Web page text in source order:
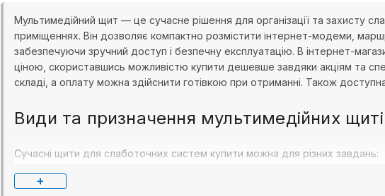
Мультимедійний щит — це сучасне рішення для організації та захисту
приміщеннях. Він дозволяє компактно розмістити інтернет-модеми,
забезпечуючи зручний доступ і безпечну експлуатацію. В інтернет-
ціною, скориставшись можливістю купити дешевше завдяки акціям та
складі, а оплату можна здійснити готівкою при отриманні. Також
Види та призначення мультимедійних
Сучасні щити для слаботочних систем купити можна для різних завдань:
Слаботочний щиток для інтернету — компактне рішення для
+